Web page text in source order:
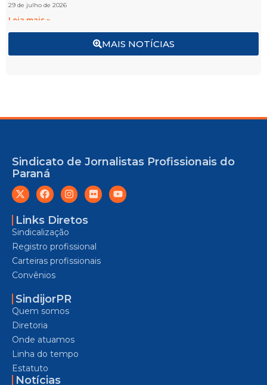
MAIS NOTÍCIAS
29 de julho de 2026
Leia mais »
Sindicato de Jornalistas Profissionais do
Paraná
Links Diretos
Sindicalização
Registro profissional
Carteiras profissionais
Convênios
SindijorPR
Quem somos
Diretoria
Onde atuamos
Linha do tempo
Estatuto
Notícias